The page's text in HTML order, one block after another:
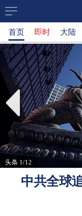
大
纪
元
新
闻
网
首页 即时 大陆
头条 1/12
中共全球